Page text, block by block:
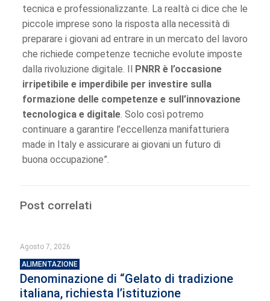
tecnica e professionalizzante. La realtà ci dice che le
piccole imprese sono la risposta alla necessità di
preparare i giovani ad entrare in un mercato del lavoro
che richiede competenze tecniche evolute imposte
dalla rivoluzione digitale. Il PNRR è l’occasione
irripetibile e imperdibile per investire sulla
formazione delle competenze e sull’innovazione
tecnologica e digitale. Solo così potremo
continuare a garantire l’eccellenza manifatturiera
made in Italy e assicurare ai giovani un futuro di
buona occupazione”.
Post correlati
Agosto 7, 2026
ALIMENTAZIONE
Denominazione di “Gelato di tradizione
italiana, richiesta l’istituzione